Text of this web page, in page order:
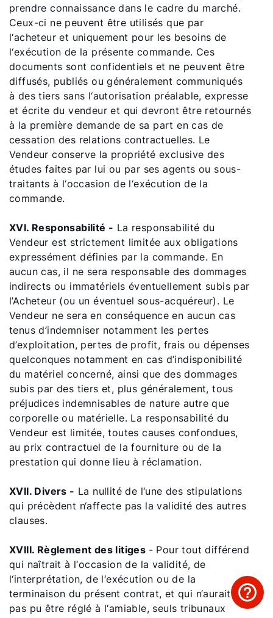
prendre connaissance dans le cadre du marché.
Ceux-ci ne peuvent être utilisés que par
l‘acheteur et uniquement pour les besoins de
l‘exécution de la présente commande. Ces
documents sont confidentiels et ne peuvent être
diffusés, publiés ou généralement communiqués
à des tiers sans l‘autorisation préalable, expresse
et écrite du vendeur et qui devront être retournés
à la première demande de sa part en cas de
cessation des relations contractuelles. Le
Vendeur conserve la propriété exclusive des
études faites par lui ou par ses agents ou sous-
traitants à l‘occasion de l‘exécution de la
commande.
XVI. Responsabilité - La responsabilité du
Vendeur est strictement limitée aux obligations
expressément définies par la commande. En
aucun cas, il ne sera responsable des dommages
indirects ou immatériels éventuellement subis par
l’Acheteur (ou un éventuel sous-acquéreur). Le
Vendeur ne sera en conséquence en aucun cas
tenus d’indemniser notamment les pertes
d’exploitation, pertes de profit, frais ou dépenses
quelconques notamment en cas d’indisponibilité
du matériel concerné, ainsi que des dommages
subis par des tiers et, plus généralement, tous
préjudices indemnisables de nature autre que
corporelle ou matérielle. La responsabilité du
Vendeur est limitée, toutes causes confondues,
au prix contractuel de la fourniture ou de la
prestation qui donne lieu à réclamation.
XVII. Divers - La nullité de l‘une des stipulations
qui précèdent n‘affecte pas la validité des autres
clauses.
XVIII. Règlement des litiges - Pour tout différend
qui naîtrait à l‘occasion de la validité, de
l‘interprétation, de l‘exécution ou de la
terminaison du présent contrat, et qui n‘aurait
pas pu être réglé à l‘amiable, seuls tribunaux